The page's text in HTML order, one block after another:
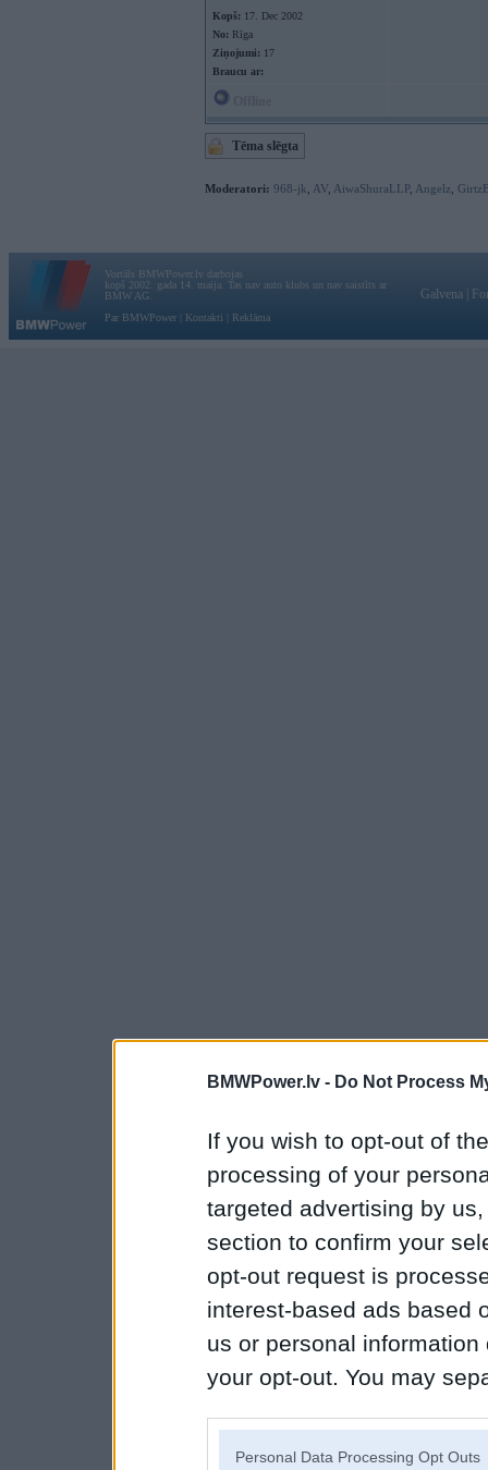
BMWPower.lv - Do Not Process
If you wish to opt-out of
processing of your
targeted advertising by
section to confirm your
opt-out request is
interest-based ads based
us or personal
your opt-out. You may
Personal Data Processing Opt Outs
Kopš: 17. Dec 2002
No: Rīga
Ziņojumi: 17
Braucu ar:
Tēma slēgta
Moderatori: 968-jk AV AiwaShuraLLP, Angelz
Vortāls BMWPower.lv darbojas
kopš 2002. gada 14. maija. Tas nav auto klubs un nav saistīts ar
BMW AG.
Par BMWPower
Kontakti Reklāma
Galvena